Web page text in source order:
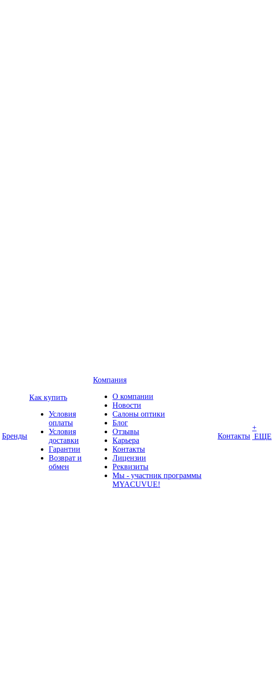
Бренды
Как купить
Условия
оплаты
Условия
доставки
Гарантии
Возврат и
обмен
Компания
О компании
Новости
Салоны оптики
Блог
Отзывы
Карьера
Контакты
Лицензии
Реквизиты
Мы - участник программы
MYACUVUE!
Контакты
+
ЕЩЕ